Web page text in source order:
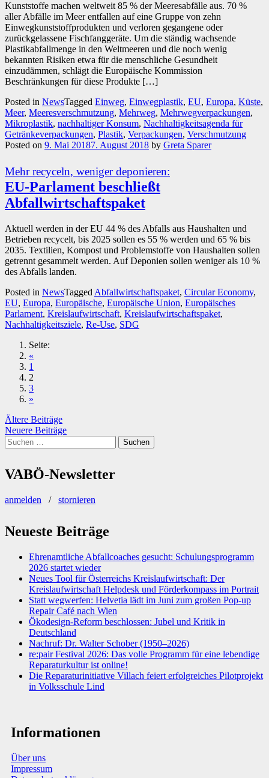
Kunststoffe machen weltweit 85 % der Meeresabfälle aus. 70 %
aller Abfälle im Meer entfallen auf eine Gruppe von zehn
Einwegkunststoffprodukten und verloren gegangene oder
zurückgelassene Fischfanggeräte. Um die ständig wachsende
Plastikabfallmenge in den Weltmeeren und die noch wenig
bekannten Risiken etwa für die menschliche Gesundheit
einzudämmen, schlägt die Europäische Kommission
Beschränkungen für diese Produkte […]
Posted in NewsTagged Einweg, Einwegplastik, EU, Europa, Küste,
Meer, Meeresverschmutzung, Mehrweg, Mehrwegverpackungen,
Mikroplastik, nachhaltiger Konsum, Nachhaltigkeitsagenda für
Getränkeverpackungen, Plastik, Verpackungen, Verschmutzung
Posted on 9. Mai 20187. August 2018 by Greta Sparer
Mehr recyceln, weniger deponieren:
EU-Parlament beschließt
Abfallwirtschaftspaket
Aktuell werden in der EU 44 % des Abfalls aus Haushalten und
Betrieben recycelt, bis 2025 sollen es 55 % werden und 65 % bis
2035. Textilien, Kompost und Problemstoffe von Haushalten sollen
getrennt gesammelt werden. Auf Deponien sollen weniger als 10 %
des Abfalls landen.
Posted in NewsTagged Abfallwirtschaftspaket, Circular Economy,
EU, Europa, Europäische, Europäische Union, Europäisches
Parlament, Kreislaufwirtschaft, Kreislaufwirtschaftspaket,
Nachhaltigkeitsziele, Re-Use, SDG
Seite:
«
1
2
3
»
Beitragsnavigation
Ältere Beiträge
Neuere Beiträge
Suchen
nach:
VABÖ-Newsletter
anmelden / stornieren
Neueste Beiträge
Ehrenamtliche Abfallcoaches gesucht: Schulungsprogramm
2026 startet wieder
Neues Tool für Österreichs Kreislaufwirtschaft: Der
Kreislaufwirtschaft Helpdesk und Förderkompass im Portrait
Statt wegwerfen: Helvetia lädt im Juni zum großen Pop-up
Repair Café nach Wien
Ökodesign-Reform beschlossen: Jubel und Kritik in
Deutschland
Nachruf: Dr. Walter Schober (1950–2026)
re:pair Festival 2026: Das volle Programm für eine lebendige
Reparaturkultur ist online!
Die Reparaturinitiative Villach feiert erfolgreiches Pilotprojekt
in Volksschule Lind
Informationen
Über uns
Impressum